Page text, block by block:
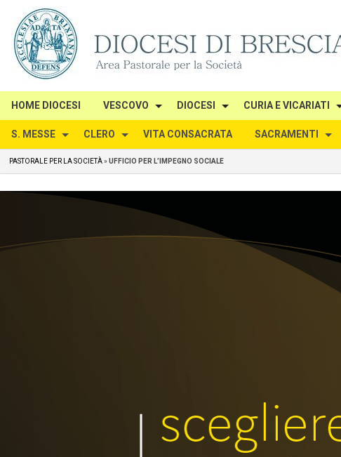
content
HOME DIOCESI VESCOVO DIOCESI CURIA E VICARIATI
S. MESSE CLERO VITA CONSACRATA SACRAMENTI
PASTORALE PER LA SOCIETÀ»UFFICIO PER L’IMPEGNO SOCIALE